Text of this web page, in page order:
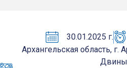
30.01.2025 г.
Архангельская область, г.